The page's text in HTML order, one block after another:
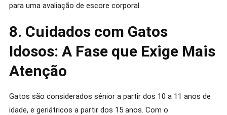
para uma avaliação de escore corporal.
8. Cuidados com Gatos
Idosos: A Fase que Exige Mais
Atenção
Gatos são considerados sênior a partir dos 10 a 11 anos de
idade, e geriátricos a partir dos 15 anos. Com o